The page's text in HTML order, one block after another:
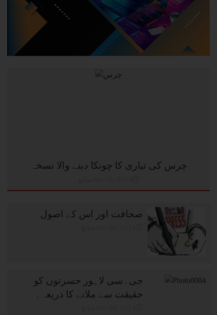
چرس کی تیاری کا چونکا دینے والا نسخہ
صحافت اور اس کے اصول
جی۔سی لاہور حسرتوں کو
حقیقت سے ملانے کا ذریعہ۔